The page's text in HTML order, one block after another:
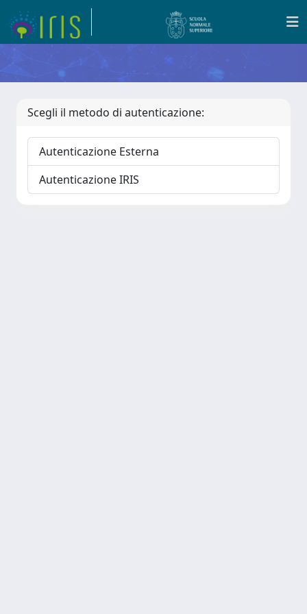
Scegli il metodo di autenticazione:
Autenticazione Esterna
Autenticazione IRIS